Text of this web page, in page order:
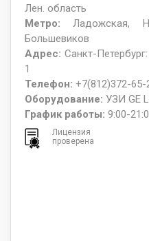
Лен. область
Метро:Ладожская,
Большевиков
Адрес: Санкт-
1
Телефон: +7(812)372-65-
Оборудование: УЗИ GE
График работы: 9:00-
Лицензия
проверена